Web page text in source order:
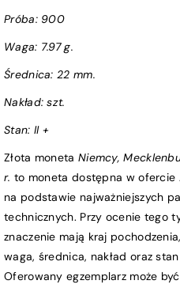
Próba: 900
Waga: 7.97 g.
Średnica: 22 mm.
Nakład: szt.
Stan: II +
Złota moneta Niemcy,
r. to moneta dostępna w ofercie
na podstawie najważniejszych
technicznych. Przy ocenie tego
znaczenie mają kraj
waga, średnica, nakład oraz
Oferowany egzemplarz może